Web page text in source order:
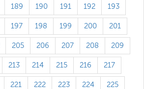
189 190 191 192 193
197 198 199 200 201
205 206 207 208 209
213 214 215 216 217
221 222 223 224 225